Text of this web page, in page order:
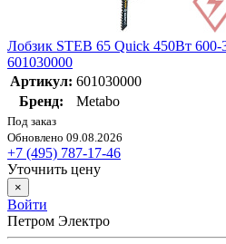
Лобзик STEB 65 Quick 450Вт 600-
601030000
Артикул: 601030000
Бренд:
Metabo
Под заказ
Обновлено 09.08.2026
+7 (495) 787-17-46
Уточнить цену
×
Войти
Петром Электро